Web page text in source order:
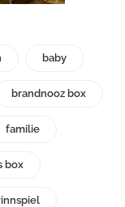
baby
brandnooz box
familie
box